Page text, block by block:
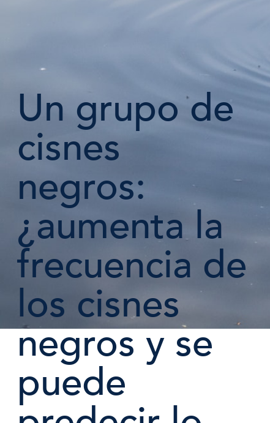
Un grupo de
cisnes
negros:
¿aumenta la
frecuencia de
los cisnes
negros y se
puede